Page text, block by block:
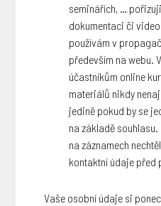
seminářích, …
dokumentaci či
používám v
především na webu.
účastníkům online
materiálů nikdy
jedině pokud by se
na základě
na záznamech
kontaktní údaje před
Vaše osobní údaje si